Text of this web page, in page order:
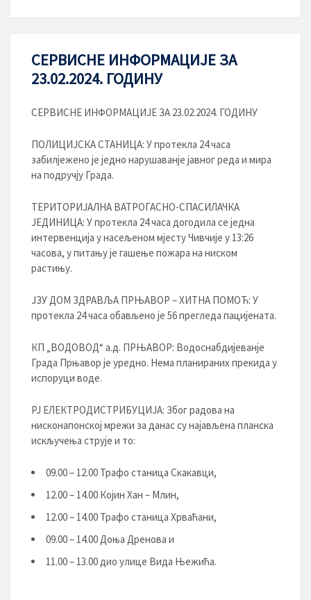
СЕРВИСНЕ ИНФОРМАЦИЈЕ ЗА
23.02.2024. ГОДИНУ
СЕРВИСНЕ ИНФОРМАЦИЈЕ ЗА 23.02.2024. ГОДИНУ
ПОЛИЦИЈСКА СТАНИЦА: У протекла 24 часа
забилјежено је једно нарушаванје јавног реда и мира
на подручју Града.
ТЕРИТОРИЈАЛНА ВАТРОГАСНО-СПАСИЛАЧКА
ЈЕДИНИЦА: У протекла 24 часа догодила се једна
интервенција у насељеном мјесту Чивчије у 13:26
часова, у питању је гашење пожара на ниском
растињу.
ЈЗУ ДОМ ЗДРАВЉА ПРЊАВОР – ХИТНА ПОМОЋ: У
протекла 24 часа обављено је 56 прегледа пацијената.
КП „ВОДОВОД“ а.д. ПРЊАВОР: Водоснабдијеванје
Града Прњавор је уредно. Нема планираних прекида у
испоруци воде.
РЈ ЕЛЕКТРОДИСТРИБУЦИЈA: Због радова на
нисконапонској мрежи за данас су најављена планска
искључења струје и то:
09.00 – 12.00 Трафо станица Скакавци,
12.00 – 14.00 Којин Хан – Млин,
12.00 – 14.00 Трафо станица Хрваћани,
09.00 – 14.00 Доња Дренова и
11.00 – 13.00 дио улице Вида Њежића.